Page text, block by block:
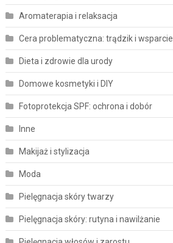
Aromaterapia i relaksacja
Cera problematyczna: trądzik i wsparcie
Dieta i zdrowie dla urody
Domowe kosmetyki i DIY
Fotoprotekcja SPF: ochrona i dobór
Inne
Makijaż i stylizacja
Moda
Pielęgnacja skóry twarzy
Pielęgnacja skóry: rutyna i nawilżanie